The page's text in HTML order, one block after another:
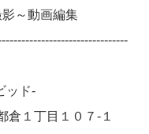
～動画編集
ッド-
倉１丁目１０７-１